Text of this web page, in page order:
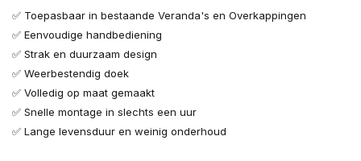
✅ Toepasbaar in bestaande Veranda's en Overkappingen
✅ Eenvoudige handbediening
✅ Strak en duurzaam design
✅ Weerbestendig doek
✅ Volledig op maat gemaakt
✅ Snelle montage in slechts een uur
✅ Lange levensduur en weinig onderhoud